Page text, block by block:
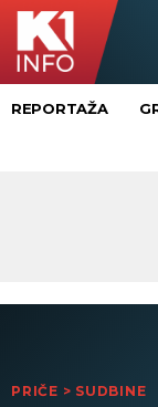
REPORTAŽA
PRIČE > SUDBINE